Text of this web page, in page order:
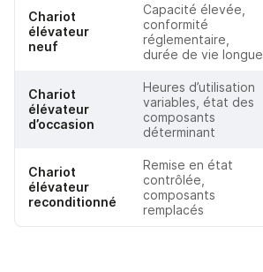
Chariot
élévateur
neuf
Capacité élevée,
conformité
réglementaire,
durée de vie longue
Chariot
élévateur
d’occasion
Heures d’utilisation
variables, état des
composants
déterminant
Chariot
élévateur
reconditionné
Remise en état
contrôlée,
composants
remplacés